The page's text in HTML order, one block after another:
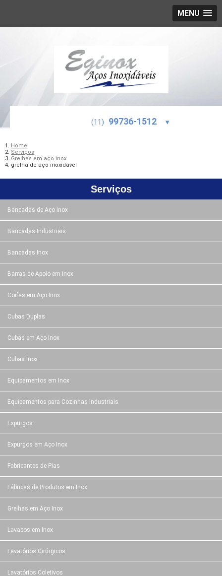
MENU
(11) 99736-1512 ▾
Home
Serviços
Grelhas em aço inox
grelha de aço inoxidável
Serviços
Bancadas de Aço Inox
Bancadas Industriais
Bancadas Inox
Barras de Apoio em Inox
Coifas em Aço Inox
Cubas Duplas
Cubas em Aço Inox
Cubas Inox
Equipamentos em Inox
Equipamentos para Cozinhas Industriais
Expurgos
Expurgos em Aço Inox
Fabricantes de Pias
Fábricas de Produtos em Inox
Grelhas em Aço Inox
Lavabos em Inox
Lavatórios Cirúrgicos
Lavatórios Coletivos